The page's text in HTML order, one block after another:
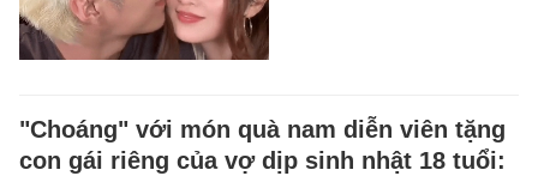
"Choáng" với món quà nam diễn viên tặng
con gái riêng của vợ dịp sinh nhật 18 tuổi: